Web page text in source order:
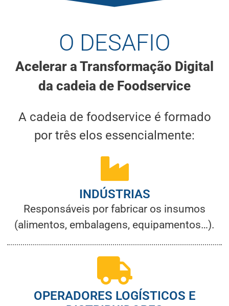
O DESAFIO
Acelerar a Transformação Digital
da cadeia de Foodservice
A cadeia de foodservice é formado
por três elos essencialmente:
INDÚSTRIAS
Responsáveis por fabricar os insumos
(alimentos, embalagens, equipamentos…).
OPERADORES LOGÍSTICOS E